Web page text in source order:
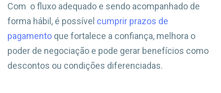
Com o fluxo adequado e sendo acompanhado de
forma hábil, é possível cumprir prazos de
pagamento que fortalece a confiança, melhora o
poder de negociação e pode gerar benefícios como
descontos ou condições diferenciadas.